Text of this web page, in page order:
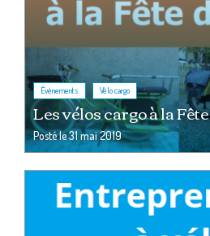
Événements , Vélo cargo
Les vélos cargo à la
Posté le31 mai 2019